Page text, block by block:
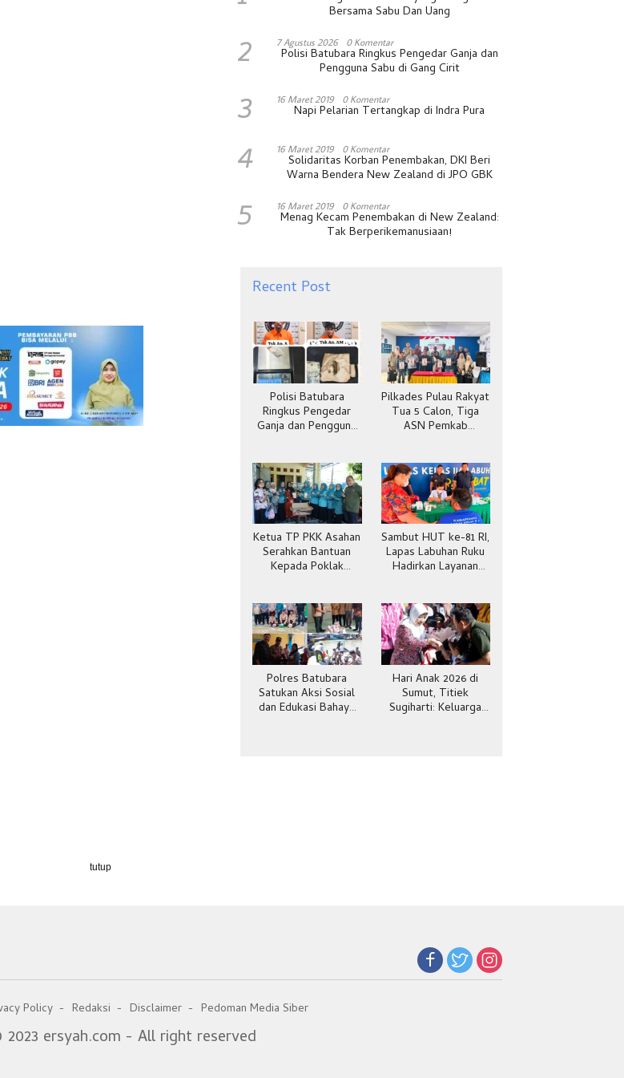
Bersama Sabu Dan Uang
2 7 Agustus 2026 0 Komentar
Polisi Batubara Ringkus Pengedar Ganja dan
Pengguna Sabu di Gang Cirit
3 16 Maret 2019 0 Komentar
Napi Pelarian Tertangkap di Indra Pura
4 16 Maret 2019 0 Komentar
Solidaritas Korban Penembakan, DKI Beri
Warna Bendera New Zealand di JPO GBK
5 16 Maret 2019 0 Komentar
Menag Kecam Penembakan di New Zealand:
Tak Berperikemanusiaan!
Recent Post
Polisi Batubara
Ringkus Pengedar
Ganja dan Pengguna
Pilkades Pulau Rakyat
Tua 5 Calon, Tiga
ASN Pemkab
Ketua TP PKK Asahan
Serahkan Bantuan
Kepada Poklak
Sambut HUT ke-81 RI,
Lapas Labuhan Ruku
Hadirkan Layanan
Polres Batubara
Satukan Aksi Sosial
dan Edukasi Bahaya
Hari Anak 2026 di
Sumut, Titiek
Sugiharti: Keluarga
Policy Redaksi Disclaimer Pedoman Media Siber
ersyah.com - All right reserved
tutup